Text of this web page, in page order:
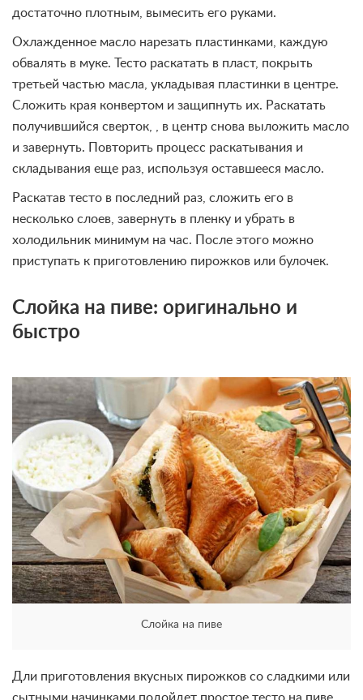
достаточно плотным, вымесить его руками.
Охлажденное масло нарезать пластинками, каждую
обвалять в муке. Тесто раскатать в пласт, покрыть
третьей частью масла, укладывая пластинки в центре.
Сложить края конвертом и защипнуть их. Раскатать
получившийся сверток, , в центр снова выложить масло
и завернуть. Повторить процесс раскатывания и
складывания еще раз, используя оставшееся масло.
Раскатав тесто в последний раз, сложить его в
несколько слоев, завернуть в пленку и убрать в
холодильник минимум на час. После этого можно
приступать к приготовлению пирожков или булочек.
Слойка на пиве: оригинально и
быстро
Слойка на пиве
Дли приготовления вкусных пирожков со сладкими или